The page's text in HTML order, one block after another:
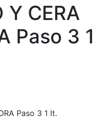
Y CERA
Paso 3 1
Paso 3 1 lt.